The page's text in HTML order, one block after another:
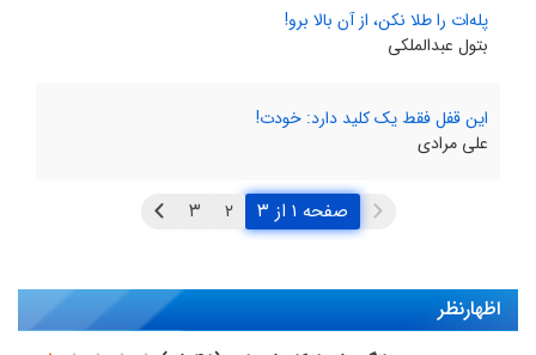
پله‌ات را طلا نکن، از آن بالا برو!
بتول عبدالملکی
این قفل فقط یک کلید دارد: خودت!
علی مرادی
صفحه ۱ از ۳
اظهارنظر